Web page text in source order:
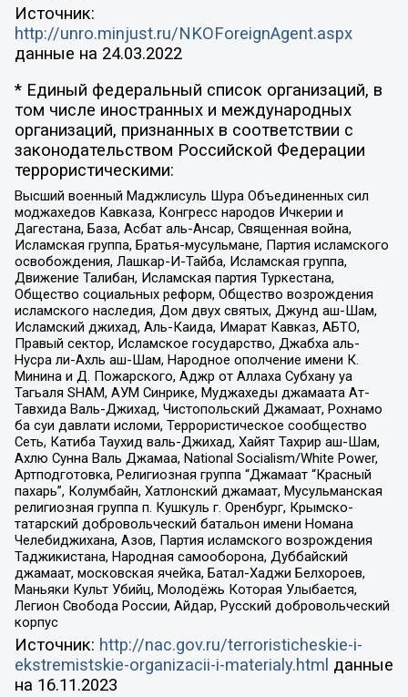
Источник:
http://unro.minjust.ru/NKOForeignAgent.aspx
данные на 24.03.2022
* Единый федеральный список организаций, в
том числе иностранных и международных
организаций, признанных в соответствии с
законодательством Российской Федерации
террористическими:
Высший военный Маджлисуль Шура Объединенных сил
моджахедов Кавказа, Конгресс народов Ичкерии и
Дагестана, База, Асбат аль-Ансар, Священная война,
Исламская группа, Братья-мусульмане, Партия исламского
освобождения, Лашкар-И-Тайба, Исламская группа,
Движение Талибан, Исламская партия Туркестана,
Общество социальных реформ, Общество возрождения
исламского наследия, Дом двух святых, Джунд аш-Шам,
Исламский джихад, Аль-Каида, Имарат Кавказ, АБТО,
Правый сектор, Исламское государство, Джабха аль-
Нусра ли-Ахль аш-Шам, Народное ополчение имени К.
Минина и Д. Пожарского, Аджр от Аллаха Субхану уа
Тагьаля SHAM, АУМ Синрике, Муджахеды джамаата Ат-
Тавхида Валь-Джихад, Чистопольский Джамаат, Рохнамо
ба суи давлати исломи, Террористическое сообщество
Сеть, Катиба Таухид валь-Джихад, Хайят Тахрир аш-Шам,
Ахлю Сунна Валь Джамаа, National Socialism/White Power,
Артподготовка, Религиозная группа “Джамаат “Красный
пахарь”, Колумбайн, Хатлонский джамаат, Мусульманская
религиозная группа п. Кушкуль г. Оренбург, Крымско-
татарский добровольческий батальон имени Номана
Челебиджихана, Азов, Партия исламского возрождения
Таджикистана, Народная самооборона, Дуббайский
джамаат, московская ячейка, Батал-Хаджи Белхороев,
Маньяки Культ Убийц, Молодёжь Которая Улыбается,
Легион Свобода России, Айдар, Русский добровольческий
корпус
Источник: http://nac.gov.ru/terroristicheskie-i-
ekstremistskie-organizacii-i-materialy.html данные
на 16.11.2023